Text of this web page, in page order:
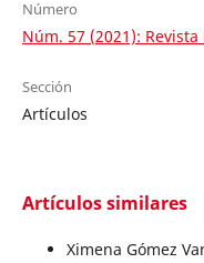
Número
Núm. 57 (2021): Revista
Sección
Artículos
Artículos similares
Ximena Gómez